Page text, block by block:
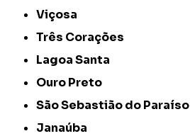
Viçosa
Três Corações
Lagoa Santa
Ouro Preto
São Sebastião do Paraíso
Janaúba